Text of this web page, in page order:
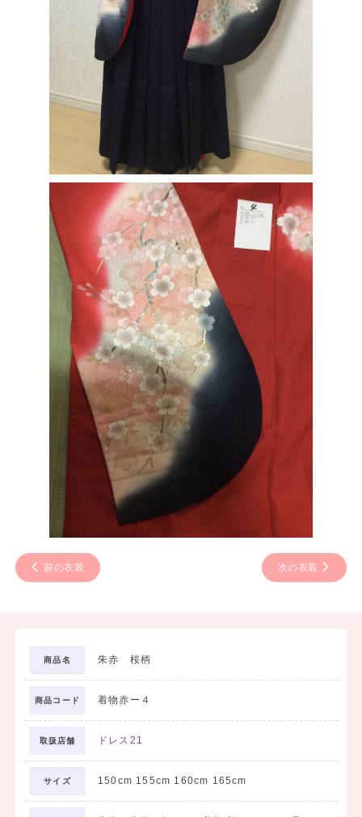
前の衣装 次の衣装
商品名 朱赤 桜柄
商品コード 着物赤ー４
取扱店舗 ドレス21
サイズ 150cm 155cm 160cm 165cm